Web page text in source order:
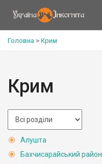
Головна > Крим
Крим
Алушта
Бахчисарайський район